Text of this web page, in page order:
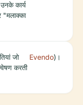
कार्य
जो
करती
Evendo)।